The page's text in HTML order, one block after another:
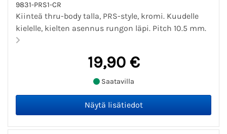
9831-PRS1-CR
Kiinteä thru-body talla, PRS-style, kromi. Kuudelle
kielelle, kielten asennus rungon läpi. Pitch 10.5 mm.
19,90 €
Saatavilla